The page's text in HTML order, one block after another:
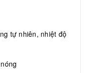
tự nhiên, nhiệt độ